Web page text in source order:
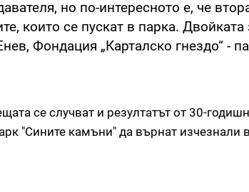
но по-интересното е, че
които се пускат в парка. Двойката
Фондация „Карталско гнездо“ -
се случват и резултатът от 30-
"Сините камъни" да върнат изчезнали